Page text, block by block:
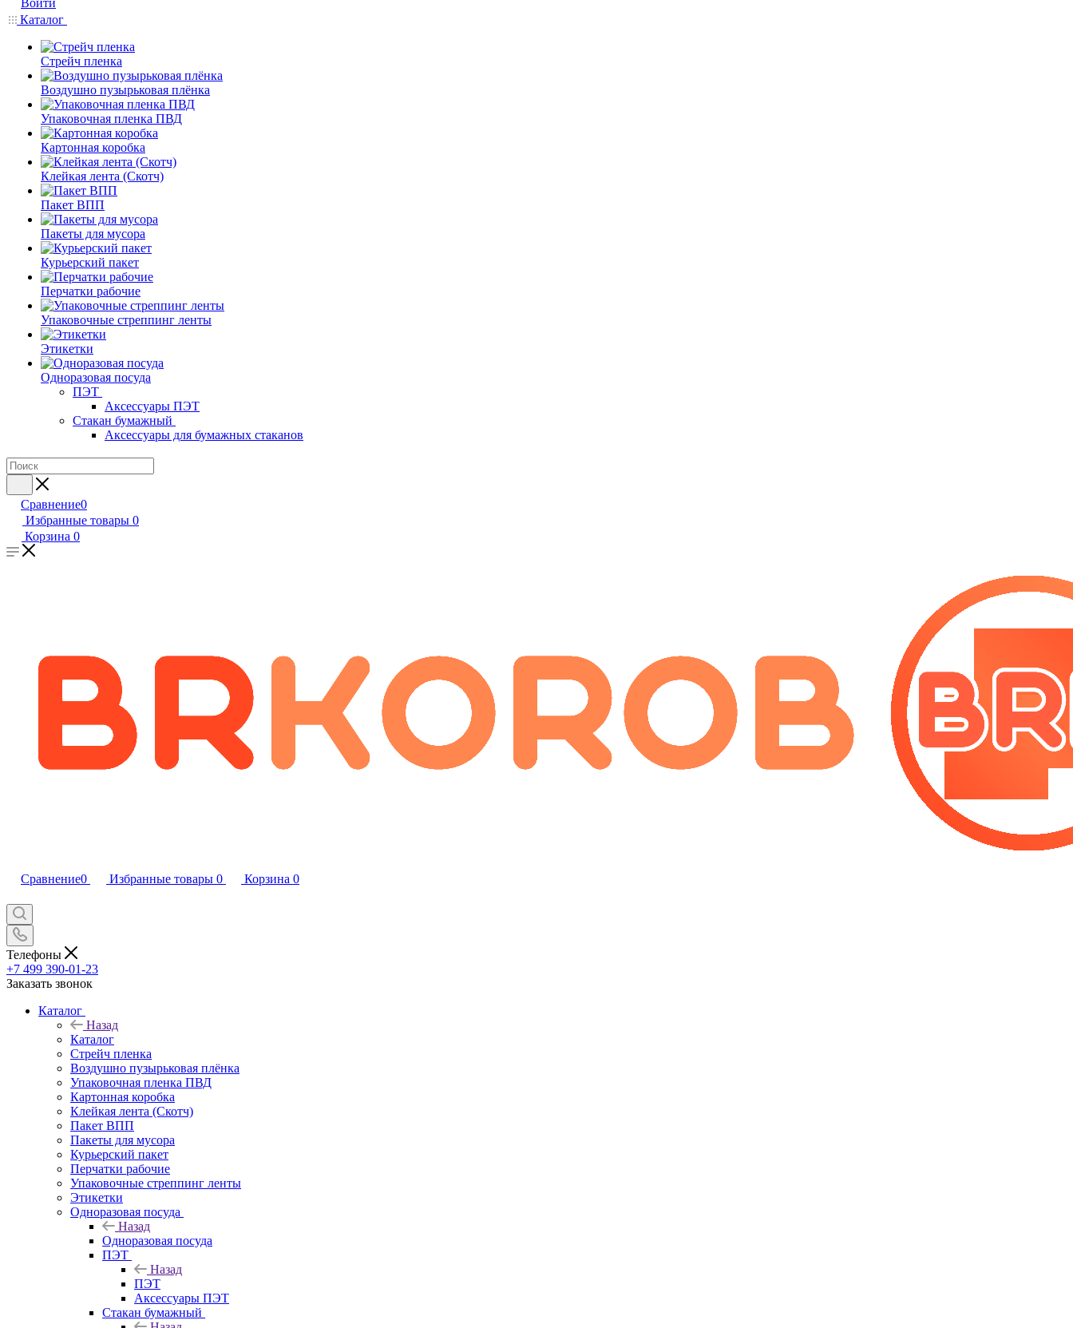
Войти
Каталог
Стрейч пленка
Воздушно пузырьковая плёнка
Упаковочная пленка ПВД
Картонная коробка
Клейкая лента (Скотч)
Пакет ВПП
Пакеты для мусора
Курьерский пакет
Перчатки рабочие
Упаковочные стреппинг ленты
Этикетки
Одноразовая посуда
ПЭТ
Аксессуары ПЭТ
Стакан бумажный
Аксессуары для бумажных стаканов
Сравнение0
Избранные товары 0
Корзина 0
Сравнение0 Избранные товары 0 Корзина 0
Телефоны
+7 499 390-01-23
Заказать звонок
Каталог
Назад
Каталог
Стрейч пленка
Воздушно пузырьковая плёнка
Упаковочная пленка ПВД
Картонная коробка
Клейкая лента (Скотч)
Пакет ВПП
Пакеты для мусора
Курьерский пакет
Перчатки рабочие
Упаковочные стреппинг ленты
Этикетки
Одноразовая посуда
Назад
Одноразовая посуда
ПЭТ
Назад
ПЭТ
Аксессуары ПЭТ
Стакан бумажный